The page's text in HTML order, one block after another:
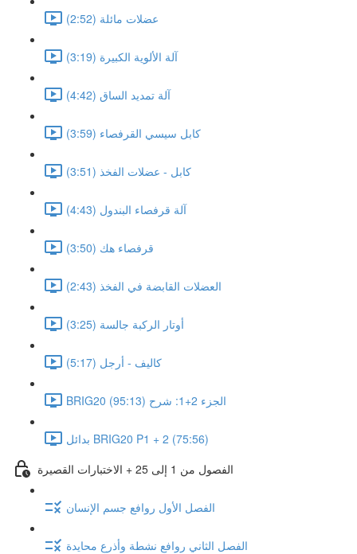
عضلات مائلة (2:52)
آلة الألوية الكبيرة (3:19)
آلة تمديد الساق (4:42)
كابل سيسي القرفصاء (3:59)
كابل - عضلات الفخذ (3:51)
آلة قرفصاء البندول (4:43)
قرفصاء هك (3:50)
العضلات القابضة في الفخذ (2:43)
أوتار الركبة جالسة (3:25)
كاليف - أرجل (5:17)
BRIG20 الجزء 2+1: شرح (95:13)
بدائل BRIG20 P1 + 2 (75:56)
الفصول من 1 إلى 25 + الاختبارات القصيرة
الفصل الأول روافع جسم الإنسان
الفصل الثاني روافع نشطة وأذرع محايدة